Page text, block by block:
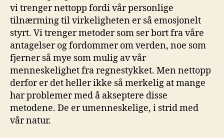
vi trenger nettopp fordi vår personlige
tilnærming til virkeligheten er så emosjonelt
styrt. Vi trenger metoder som ser bort fra våre
antagelser og fordommer om verden, noe som
fjerner så mye som mulig av vår
menneskelighet fra regnestykket. Men nettopp
derfor er det heller ikke så merkelig at mange
har problemer med å akseptere disse
metodene. De er umenneskelige, i strid med
vår natur.